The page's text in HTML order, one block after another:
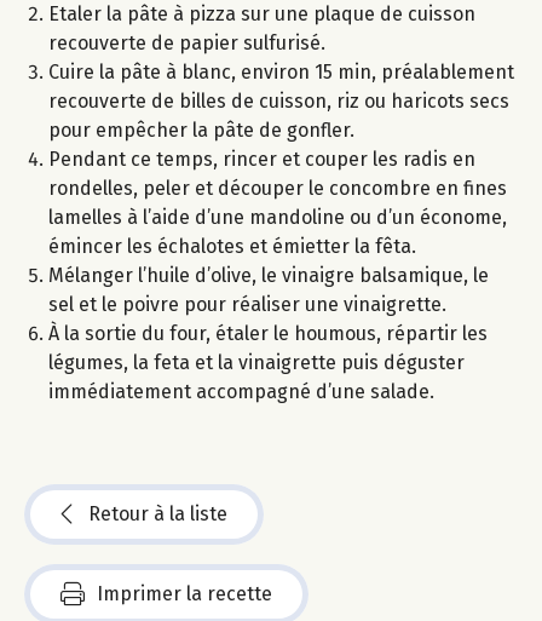
Etaler la pâte à pizza sur une plaque de cuisson
recouverte de papier sulfurisé.
Cuire la pâte à blanc, environ 15 min, préalablement
recouverte de billes de cuisson, riz ou haricots secs
pour empêcher la pâte de gonfler.
Pendant ce temps, rincer et couper les radis en
rondelles, peler et découper le concombre en fines
lamelles à l’aide d’une mandoline ou d’un économe,
émincer les échalotes et émietter la fêta.
Mélanger l’huile d’olive, le vinaigre balsamique, le
sel et le poivre pour réaliser une vinaigrette.
À la sortie du four, étaler le houmous, répartir les
légumes, la feta et la vinaigrette puis déguster
immédiatement accompagné d’une salade.
Retour à la liste
Imprimer la recette